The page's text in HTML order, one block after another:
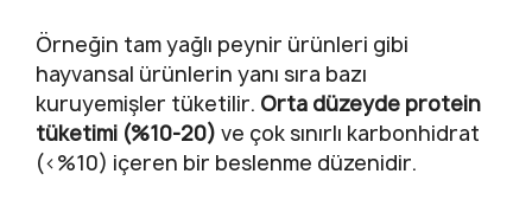
Örneğin tam yağlı peynir ürünleri gibi
hayvansal ürünlerin yanı sıra bazı
kuruyemişler tüketilir. Orta düzeyde protein
tüketimi (%10-20) ve çok sınırlı karbonhidrat
(<%10) içeren bir beslenme düzenidir.